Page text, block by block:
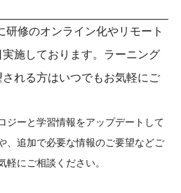
研修のオンライン化やリモート
施しております。ラーニング
れる方はいつでもお気軽にご
ジーと学習情報をアップデートして
、追加で必要な情報のご要望などご
軽にご相談ください。